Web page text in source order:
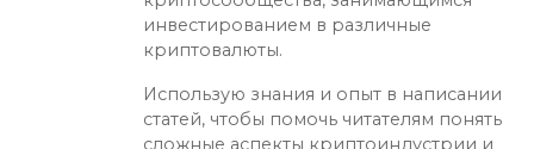
инвестированием в различные
криптовалюты.
Использую знания и опыт в написании
статей, чтобы помочь читателям понять
сложные аспекты криптоиндустрии и